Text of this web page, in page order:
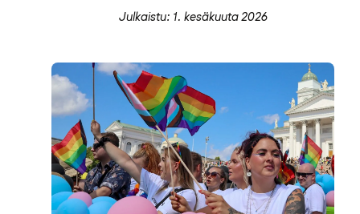
Julkaistu: 1. kesäkuuta 2026